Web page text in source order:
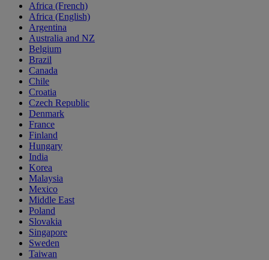
Africa (French)
Africa (English)
Argentina
Australia and NZ
Belgium
Brazil
Canada
Chile
Croatia
Czech Republic
Denmark
France
Finland
Hungary
India
Korea
Malaysia
Mexico
Middle East
Poland
Slovakia
Singapore
Sweden
Taiwan